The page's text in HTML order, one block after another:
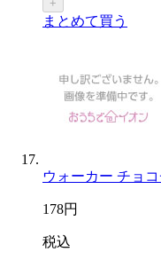
+
まとめて買う
ウォーカー チョ
178円
税込